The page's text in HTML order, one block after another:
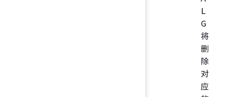
L
G
将
删
除
对
应